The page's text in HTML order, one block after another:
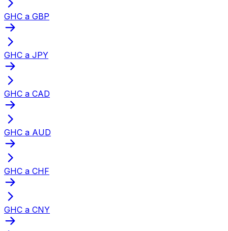
GHC a GBP
GHC a JPY
GHC a CAD
GHC a AUD
GHC a CHF
GHC a CNY